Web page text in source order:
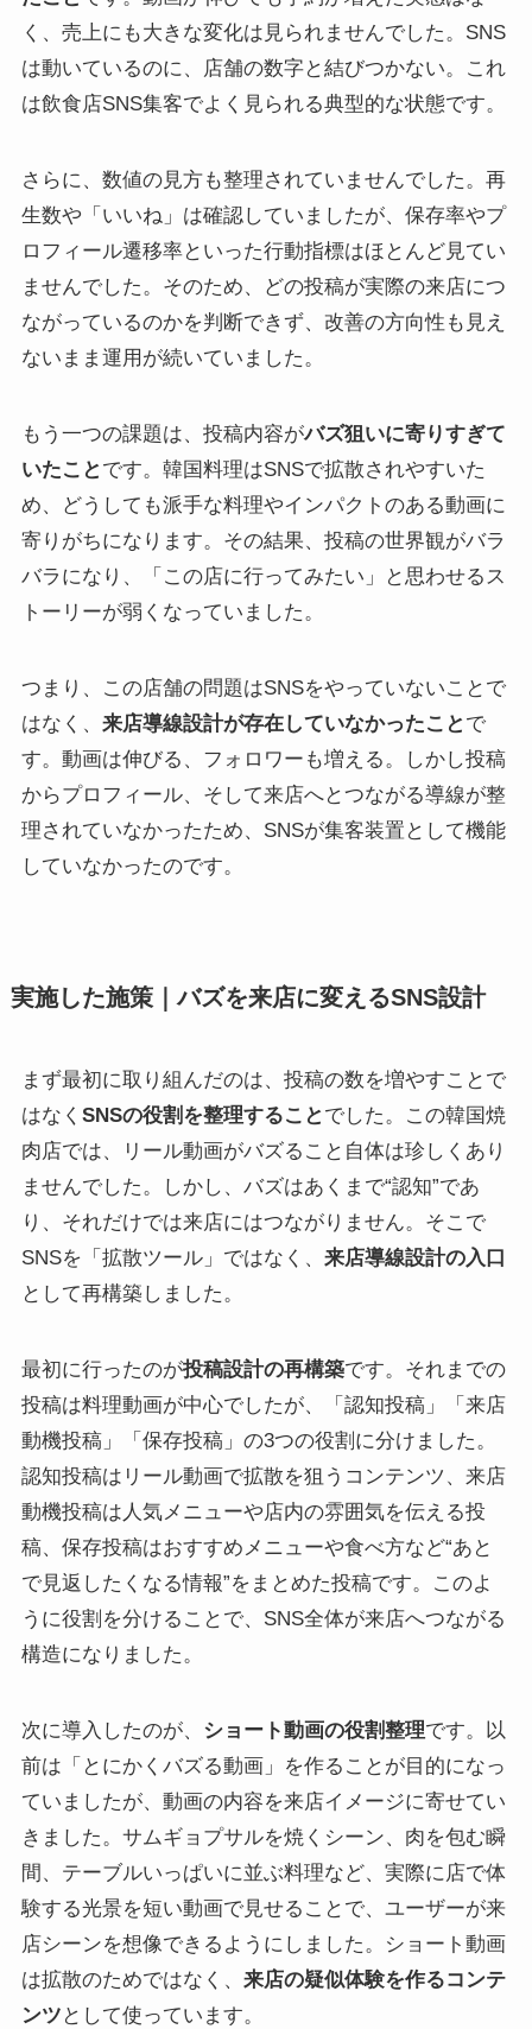
く、売上にも大きな変化は見られませんでした。SNS
は動いているのに、店舗の数字と結びつかない。これ
は飲食店SNS集客でよく見られる典型的な状態です。
さらに、数値の見方も整理されていませんでした。再
生数や「いいね」は確認していましたが、保存率やプ
ロフィール遷移率といった行動指標はほとんど見てい
ませんでした。そのため、どの投稿が実際の来店につ
ながっているのかを判断できず、改善の方向性も見え
ないまま運用が続いていました。
もう一つの課題は、投稿内容がバズ狙いに寄りすぎて
いたこと です。韓国料理はSNSで拡散されやすいた
め、どうしても派手な料理やインパクトのある動画に
寄りがちになります。その結果、投稿の世界観がバラ
バラになり、「この店に行ってみたい」と思わせるス
トーリーが弱くなっていました。
つまり、この店舗の問題はSNSをやっていないことで
はなく、 来店導線設計が存在していなかったこと で
す。動画は伸びる、フォロワーも増える。しかし投稿
からプロフィール、そして来店へとつながる導線が整
理されていなかったため、SNSが集客装置として機能
していなかったのです。
実施した施策｜バズを来店に変えるSNS設計
まず最初に取り組んだのは、投稿の数を増やすことで
はなく SNSの役割を整理すること でした。この韓国焼
肉店では、リール動画がバズること自体は珍しくあり
ませんでした。しかし、バズはあくまで“認知”であ
り、それだけでは来店にはつながりません。そこで
SNSを「拡散ツール」ではなく、 来店導線設計の入口
として再構築しました。
最初に行ったのが投稿設計の再構築です。それまでの
投稿は料理動画が中心でしたが、「認知投稿」「来店
動機投稿」「保存投稿」の3つの役割に分けました。
認知投稿はリール動画で拡散を狙うコンテンツ、来店
動機投稿は人気メニューや店内の雰囲気を伝える投
稿、保存投稿はおすすめメニューや食べ方など“あと
で見返したくなる情報”をまとめた投稿です。このよ
うに役割を分けることで、SNS全体が来店へつながる
構造になりました。
次に導入したのが、 ショート動画の役割整理です。以
前は「とにかくバズる動画」を作ることが目的になっ
ていましたが、動画の内容を来店イメージに寄せてい
きました。サムギョプサルを焼くシーン、肉を包む瞬
間、テーブルいっぱいに並ぶ料理など、実際に店で体
験する光景を短い動画で見せることで、ユーザーが来
店シーンを想像できるようにしました。ショート動画
は拡散のためではなく、 来店の疑似体験を作るコンテ
ンツ として使っています。